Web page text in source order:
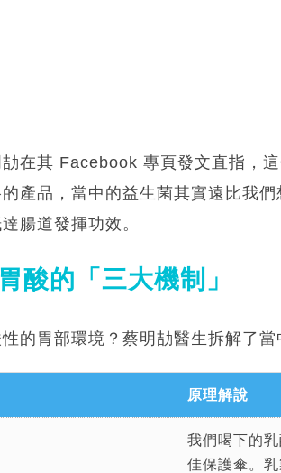
在其 Facebook 專頁發文直指，
產品，當中的益生菌其實遠比我
腸道發揮功效。
酸的「三大機制」
的胃部環境？蔡明劼醫生拆解了當
原理解說
我們喝下的
佳保護傘。